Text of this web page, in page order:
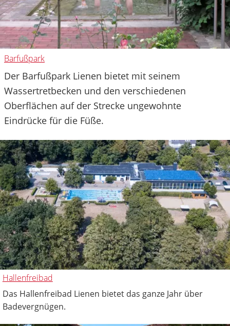
Barfußpark
Der Barfußpark Lienen bietet mit seinem
Wassertretbecken und den verschiedenen
Oberflächen auf der Strecke ungewohnte
Eindrücke für die Füße.
Hallenfreibad
Das Hallenfreibad Lienen bietet das ganze Jahr über
Badevergnügen.